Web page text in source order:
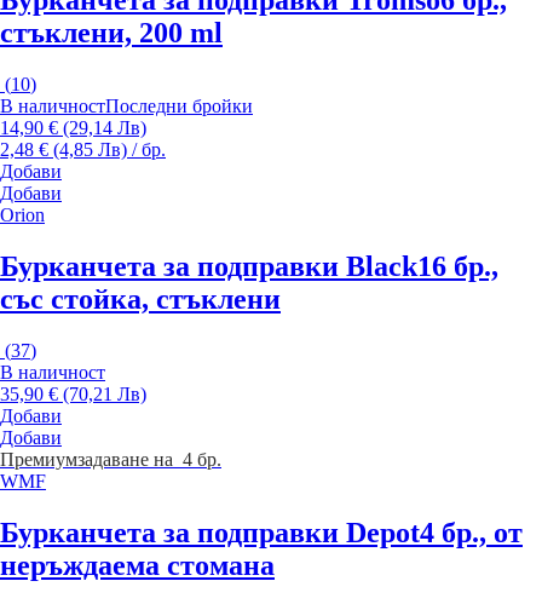
стъклени, 200 ml
(10)
В наличностПоследни бройки
14,90 € (29,14 Лв)
2,48 € (4,85 Лв) / бр.
Добави
Добави
Orion
Бурканчета за подправки Black16 бр.,
със стойка, стъклени
(37)
В наличност
35,90 € (70,21 Лв)
Добави
Добави
Премиумзадаване на 4 бр.
WMF
Бурканчета за подправки Depot4 бр., от
неръждаема стомана